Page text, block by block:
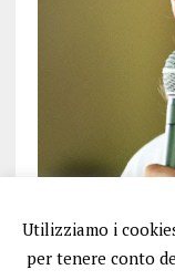
Utilizziamo i
per tenere conto